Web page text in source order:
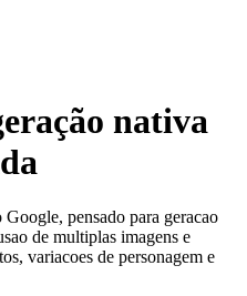
nativa
pensado para geracao
de multiplas imagens e
variacoes de personagem e